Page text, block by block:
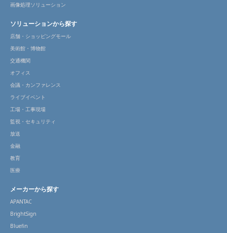
画像処理ソリューション
ソリューションから探す
店舗・ショッピングモール
美術館・博物館
交通機関
オフィス
会議・カンファレンス
ライブイベント
工場・工事現場
監視・セキュリティ
放送
金融
教育
医療
メーカーから探す
APANTAC
BrightSign
Bluefin